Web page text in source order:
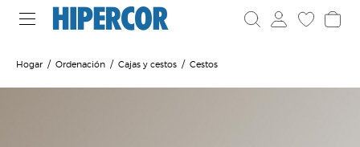
Hogar Ordenación Cajas y cestos Cestos